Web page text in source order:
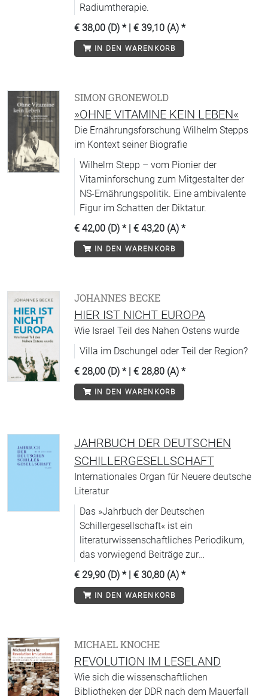
Radiumtherapie.
€ 38,00 (D) * | € 39,10 (A) *
IN DEN WARENKORB
SIMON GRONEWOLD
»OHNE VITAMINE KEIN LEBEN«
Die Ernährungsforschung Wilhelm Stepps
im Kontext seiner Biografie
Wilhelm Stepp – vom Pionier der
Vitaminforschung zum Mitgestalter der
NS-Ernährungspolitik. Eine ambivalente
Figur im Schatten der Diktatur.
€ 42,00 (D) * | € 43,20 (A) *
IN DEN WARENKORB
JOHANNES BECKE
HIER IST NICHT EUROPA
Wie Israel Teil des Nahen Ostens wurde
Villa im Dschungel oder Teil der Region?
€ 28,00 (D) * | € 28,80 (A) *
IN DEN WARENKORB
JAHRBUCH DER DEUTSCHEN
SCHILLERGESELLSCHAFT
Internationales Organ für Neuere deutsche
Literatur
Das »Jahrbuch der Deutschen
Schillergesellschaft« ist ein
literaturwissenschaftliches Periodikum,
das vorwiegend Beiträge zur
deutschsprachigen Literatur von der
Aufklärung bis zur Gegenwart
veröffentlicht. Diese Zeitspanne entspricht
Deutschen Schillergesellschaft getragen
wird.
€ 29,90 (D) * | € 30,80 (A) *
IN DEN WARENKORB
MICHAEL KNOCHE
REVOLUTION IM LESELAND
Wie sich die wissenschaftlichen
Bibliotheken der DDR nach dem Mauerfall